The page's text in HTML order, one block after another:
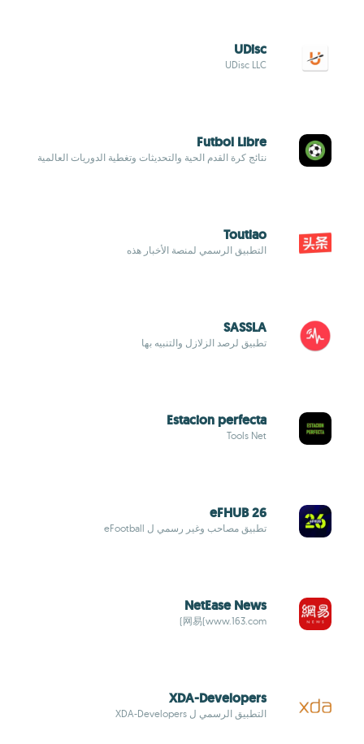
UDisc
UDisc LLC
Futbol Libre
نتائج كرة القدم الحية والتحديثات وتغطية الدوريات العالمية
Toutiao
التطبيق الرسمي لمنصة الأخبار هذه
SASSLA
تطبيق لرصد الزلازل والتنبيه بها
Estacion perfecta
Tools Net
eFHUB 26
تطبيق مصاحب وغير رسمي ل eFootball
NetEase News
网易(www.163.com)
XDA-Developers
التطبيق الرسمي ل XDA-Developers